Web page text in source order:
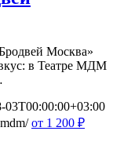
Москва»
в Театре МДМ
03T00:00:00+03:00
от 1 200 ₽